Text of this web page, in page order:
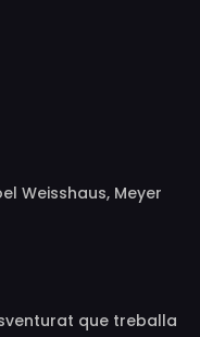
Weisshaus, Meyer
Abraham Bresky,
que treballa